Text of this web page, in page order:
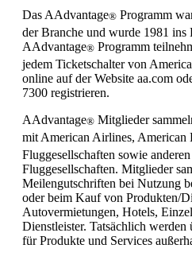
Das AAdvantage® Programm
der Branche und wurde 1981 ins
AAdvantage® Programm
jedem Ticketschalter von
online auf der Website aa.com
7300 registrieren.
AAdvantage® Mitglieder
mit American Airlines, American
Fluggesellschaften sowie
Fluggesellschaften. Mitglieder
Meilengutschriften bei Nutzung
oder beim Kauf von Produkten/
Autovermietungen, Hotels,
Dienstleister. Tatsächlich
für Produkte und Services